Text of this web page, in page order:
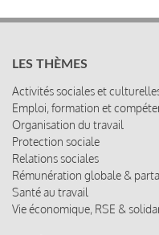
LES THÈMES
Activités sociales et
Emploi, formation et
Organisation du travail
Protection sociale
Relations sociales
Rémunération globale &
Santé au travail
Vie économique, RSE &